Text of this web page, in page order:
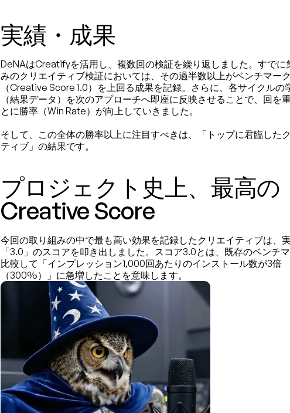
実績・成果
DeNAはCreatifyを活用し、複数回の検証を繰り返しました。すでに
みのクリエイティブ検証においては、その過半数以上がベンチマーク
（Creative Score 1.0）を上回る成果を記録。さらに、各サイクルの
（結果データ）を次のアプローチへ即座に反映させることで、回を
とに勝率（Win Rate）が向上していきました。
そして、この全体の勝率以上に注目すべきは、「トップに君臨した
ティブ」の結果です。
プロジェクト史上、最高の
Creative Score
今回の取り組みの中で最も高い効果を記録したクリエイティブは、
「3.0」のスコアを叩き出しました。スコア3.0とは、既存のベンチ
比較して「インプレッション1,000回あたりのインストール数が3倍
（300%）」に急増したことを意味します。